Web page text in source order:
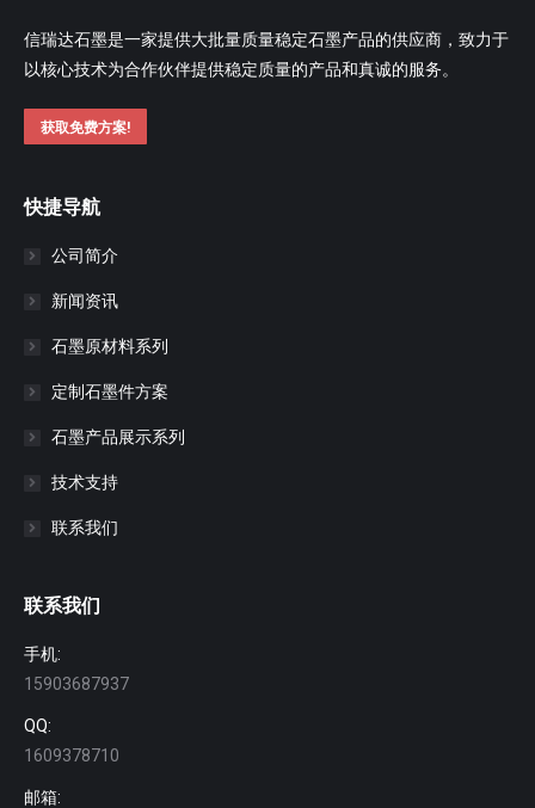
信瑞达石墨是一家提供大批量质量稳定石墨产品的供应商，致力于
以核心技术为合作伙伴提供稳定质量的产品和真诚的服务。
获取免费方案!
快捷导航
公司简介
新闻资讯
石墨原材料系列
定制石墨件方案
石墨产品展示系列
技术支持
联系我们
联系我们
手机:
15903687937
QQ:
1609378710
邮箱: